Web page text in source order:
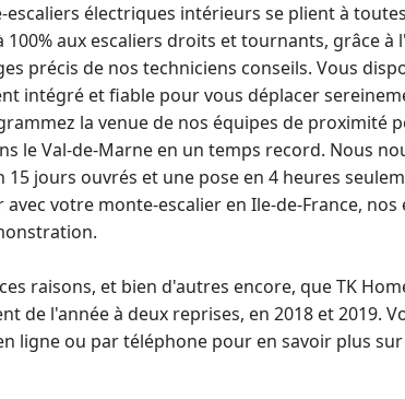
escaliers électriques intérieurs se plient à
100% aux escaliers droits et tournants, grâce à
précis de nos techniciens conseils. Vous
intégré et fiable pour vous déplacer
la venue de nos équipes de proximité
le Val-de-Marne en un temps record. Nous
15 jours ouvrés et une pose en 4 heures
avec votre monte-escalier en Ile-de-France, nos
raisons, et bien d'autres encore, que TK
de l'année à deux reprises, en 2018 et 2019.
ligne ou par téléphone pour en savoir plus